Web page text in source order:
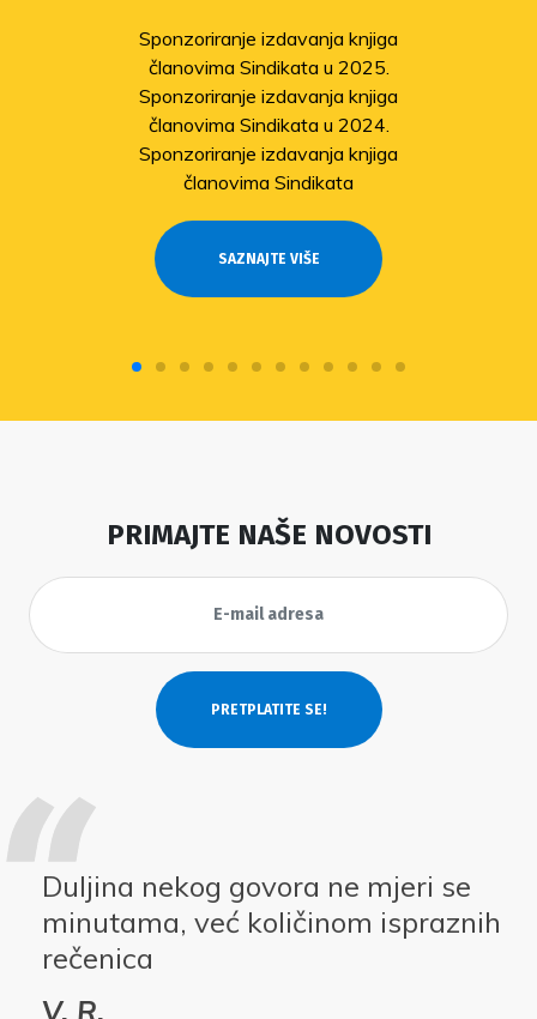
Sponzoriranje izdavanja knjiga
članovima Sindikata u 2025.
Sponzoriranje izdavanja knjiga
članovima Sindikata u 2024.
Sponzoriranje izdavanja knjiga
članovima Sindikata
SAZNAJTE VIŠE
PRIMAJTE NAŠE NOVOSTI
Duljina nekog govora ne mjeri se
minutama, već količinom ispraznih
rečenica
V. R.